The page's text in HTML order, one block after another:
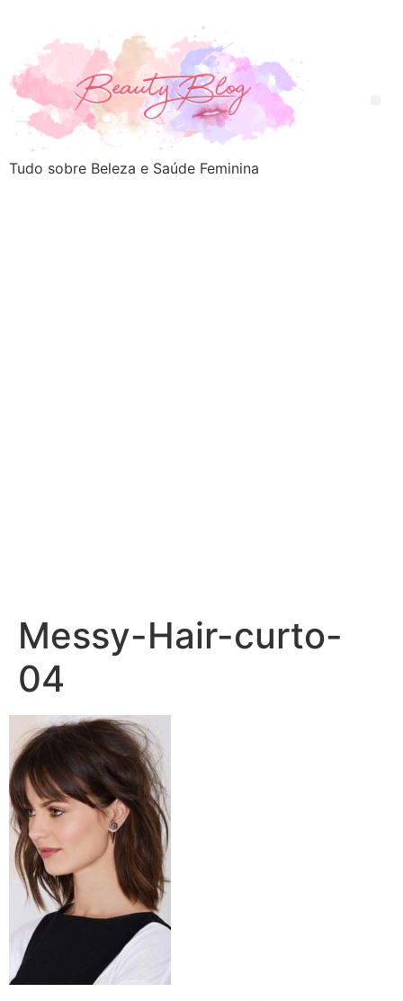
Tudo sobre Beleza e Saúde Feminina
Messy-Hair-curto-
04